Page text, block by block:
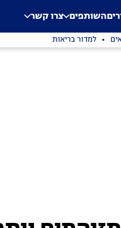
השותפים צרו קשר
למדור בריאות